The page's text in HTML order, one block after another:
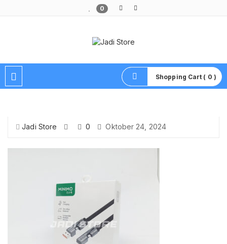
0
Shopping Cart ( 0 )
Jadi Store 0 Oktober 24, 2024